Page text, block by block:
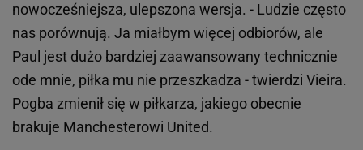
nowocześniejsza, ulepszona wersja. - Ludzie często
nas porównują. Ja miałbym więcej odbiorów, ale
Paul jest dużo bardziej zaawansowany technicznie
ode mnie, piłka mu nie przeszkadza - twierdzi Vieira.
Pogba zmienił się w piłkarza, jakiego obecnie
brakuje Manchesterowi United.